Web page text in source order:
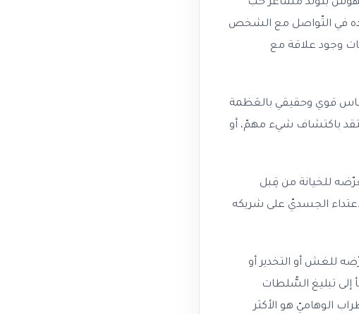
بتولّد مشاعر حب
في التّواصل مع الشخص
وجود علاقة مع
قوي وحقيقي بالعَظمة
باكتشاف شيء مهمّ، أو
للخيانة من قِبل
الجسديّ على شريكه
للغش أو التخدير أو
إلى تبليغ السُّلطات
الوهاميّ هو الأكثر